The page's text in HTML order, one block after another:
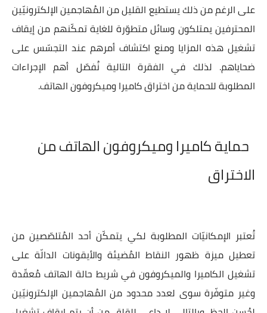
على الرغم من ذلك يستطيع القليل من المُهاجمين الإلكترونيّين
المحترفين يمتلكون وسائل متطوّرة للغاية تمكّنهم من إيقاف
تشغيل هذه المزايا ومنع اكتشاف أمرهم عند التجسّس على
ضحاياهم. لذلك في الفقرة التالية نُفصّل أهم الإجراءات
المطلوبة للحماية من اختراق كاميرا وميكروفون الهاتف.
حماية كاميرا وميكروفون الهاتف من
الاختراق
تُعتبر الإمكانيّات المطلوبة لكي يتمكّن أحد المُتلصّصين من
تعطيل ميزة ظهور النقاط المُضيئة والأيقونات الدالّة على
تشغيل الكاميرا والميكروفون في شريط حالة الهاتف مُعقّدة
وغير متوفّرة سوى لعدد محدود من المُهاجمين الإلكترونيّين